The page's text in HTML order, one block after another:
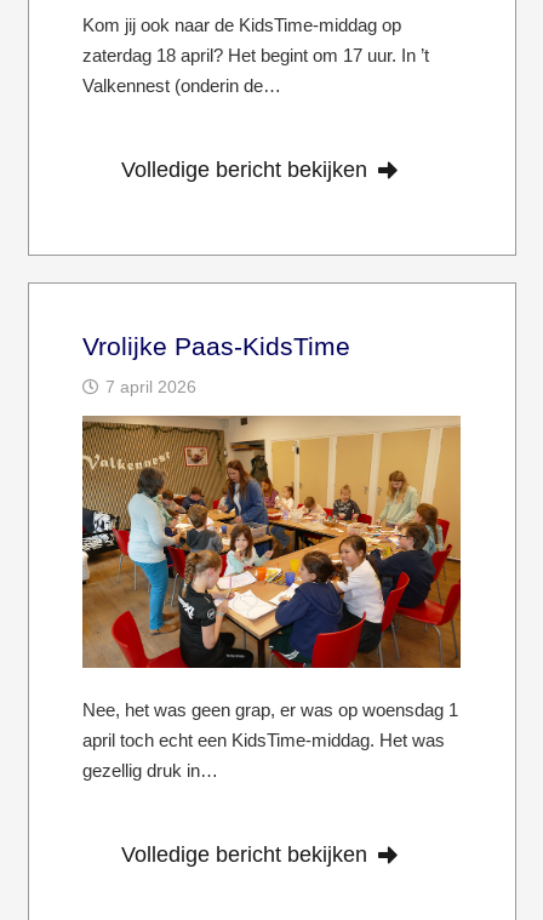
Kom jij ook naar de KidsTime-middag op
zaterdag 18 april? Het begint om 17 uur. In ’t
Valkennest (onderin de…
Volledige bericht bekijken
Vrolijke Paas-KidsTime
7 april 2026
Nee, het was geen grap, er was op woensdag 1
april toch echt een KidsTime-middag. Het was
gezellig druk in…
Volledige bericht bekijken